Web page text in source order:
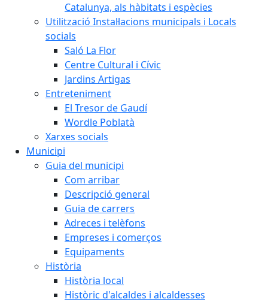
Catalunya, als hàbitats i espècies
Utilització Instal·lacions municipals i Locals
socials
Saló La Flor
Centre Cultural i Cívic
Jardins Artigas
Entreteniment
El Tresor de Gaudí
Wordle Poblatà
Xarxes socials
Municipi
Guia del municipi
Com arribar
Descripció general
Guia de carrers
Adreces i telèfons
Empreses i comerços
Equipaments
Història
Història local
Històric d'alcaldes i alcaldesses